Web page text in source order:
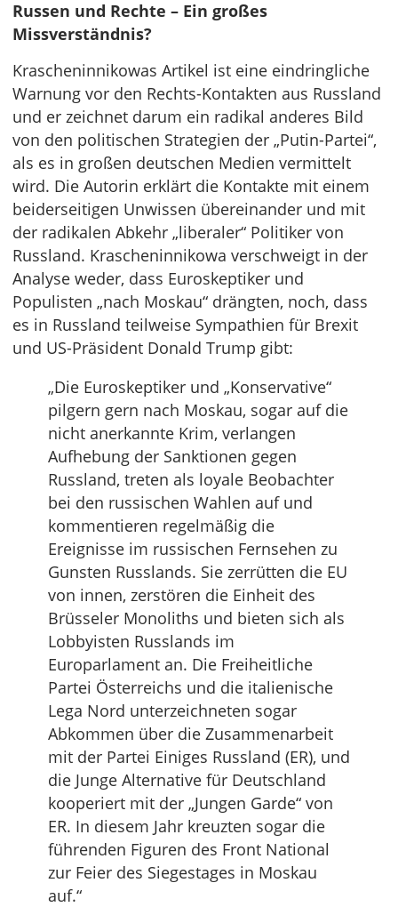
Russen und Rechte – Ein großes
Missverständnis?
Krascheninnikowas Artikel ist eine eindringliche
Warnung vor den Rechts-Kontakten aus Russland
und er zeichnet darum ein radikal anderes Bild
von den politischen Strategien der „Putin-Partei“,
als es in großen deutschen Medien vermittelt
wird. Die Autorin erklärt die Kontakte mit einem
beiderseitigen Unwissen übereinander und mit
der radikalen Abkehr „liberaler“ Politiker von
Russland. Krascheninnikowa verschweigt in der
Analyse weder, dass Euroskeptiker und
Populisten „nach Moskau“ drängten, noch, dass
es in Russland teilweise Sympathien für Brexit
und US-Präsident Donald Trump gibt:
„Die Euroskeptiker und „Konservative“
pilgern gern nach Moskau, sogar auf die
nicht anerkannte Krim, verlangen
Aufhebung der Sanktionen gegen
Russland, treten als loyale Beobachter
bei den russischen Wahlen auf und
kommentieren regelmäßig die
Ereignisse im russischen Fernsehen zu
Gunsten Russlands. Sie zerrütten die EU
von innen, zerstören die Einheit des
Brüsseler Monoliths und bieten sich als
Lobbyisten Russlands im
Europarlament an. Die Freiheitliche
Partei Österreichs und die italienische
Lega Nord unterzeichneten sogar
Abkommen über die Zusammenarbeit
mit der Partei Einiges Russland (ER), und
die Junge Alternative für Deutschland
kooperiert mit der „Jungen Garde“ von
ER. In diesem Jahr kreuzten sogar die
führenden Figuren des Front National
zur Feier des Siegestages in Moskau
auf.“